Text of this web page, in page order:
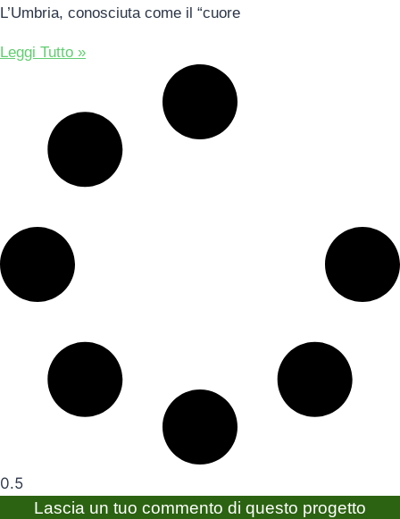
L’Umbria, conosciuta come il “cuore
Leggi Tutto »
Lascia un tuo commento di questo progetto